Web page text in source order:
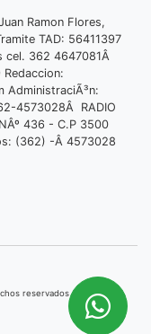
Ramon Flores,
TAD: 56411397
cel. 362 4647081Â
AdministraciÃ³n:
4573028Â RADIO
436 - C.P 3500
(362) -Â 4573028
reservados © 2026